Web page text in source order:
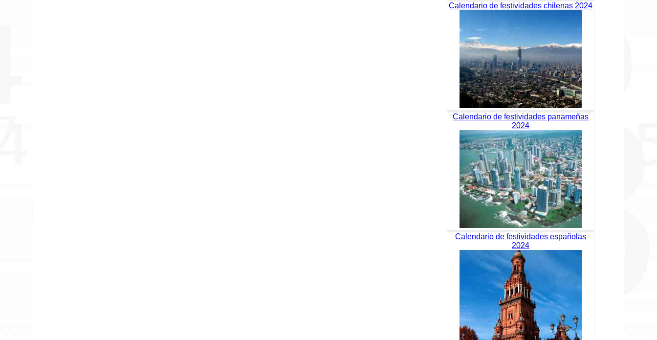
Calendario de festividades chilenas 2024
Calendario de festividades panameñas
2024
Calendario de festividades españolas
2024